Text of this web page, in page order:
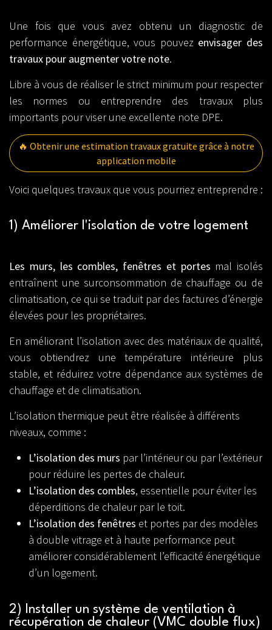
Une fois que vous avez obtenu un diagnostic de
performance énergétique, vous pouvez envisager des
travaux pour augmenter votre note.
Libre à vous de réaliser le strict minimum pour respecter
les normes ou entreprendre des travaux plus
importants pour viser une excellente note DPE.
🔥 Obtenir une estimation travaux gratuite grâce à notre
application mobile
Voici quelques travaux que vous pourriez entreprendre :
1) Améliorer l'isolation de votre logement
Les murs, les combles, fenêtres et portes mal isolés
entraînent une surconsommation de chauffage ou de
climatisation, ce qui se traduit par des factures d’énergie
élevées pour les propriétaires.
En améliorant l’isolation avec des matériaux de qualité,
vous obtiendrez une température intérieure plus
stable, et réduirez votre dépendance aux systèmes de
chauffage et de climatisation.
L’isolation thermique peut être réalisée à différents
niveaux, comme :
L’isolation des murs par l’intérieur ou par l’extérieur
pour réduire les pertes de chaleur.
L’isolation des combles, essentielle pour éviter les
déperditions de chaleur par le toit.
L’isolation des fenêtres et portes par des modèles
à double vitrage et à haute performance peut
améliorer considérablement l’efficacité énergétique
d’un logement.
2) Installer un système de ventilation à
récupération de chaleur (VMC double flux)